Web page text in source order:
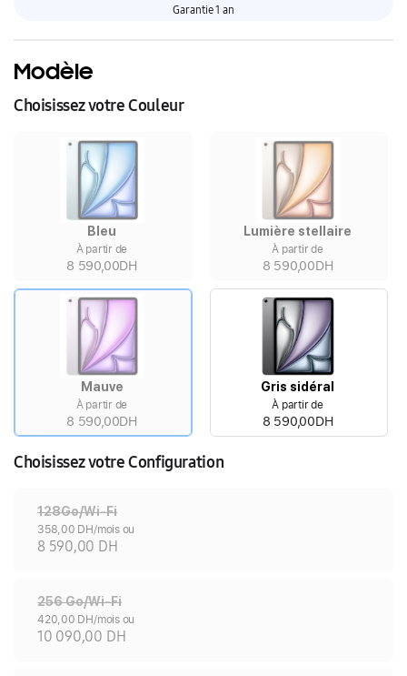
Garantie 1 an
Modèle
Choisissez votre Couleur
Bleu
À partir de
8 590,00DH
Lumière stellaire
À partir de
8 590,00DH
Mauve
À partir de
8 590,00DH
Gris sidéral
À partir de
8 590,00DH
Choisissez votre Configuration
128Go/Wi-Fi
358,00 DH/mois ou
8 590,00 DH
256 Go/Wi-Fi
420,00 DH/mois ou
10 090,00 DH